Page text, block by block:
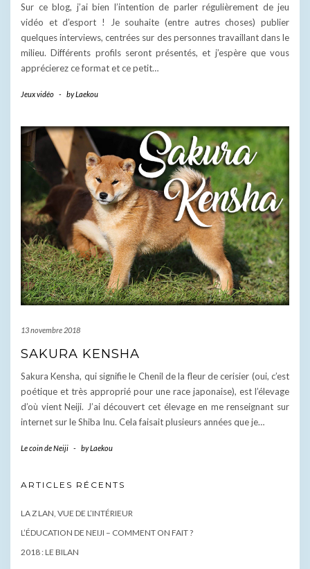
Sur ce blog, j’ai bien l’intention de parler régulièrement de jeu
vidéo et d’esport ! Je souhaite (entre autres choses) publier
quelques interviews, centrées sur des personnes travaillant dans le
milieu. Différents profils seront présentés, et j’espère que vous
apprécierez ce format et ce petit…
Jeux vidéo - byLaekou
13 novembre 2018
SAKURA KENSHA
Sakura Kensha, qui signifie le Chenil de la fleur de cerisier (oui, c’est
poétique et très approprié pour une race japonaise), est l’élevage
d’où vient Neiji. J’ai découvert cet élevage en me renseignant sur
internet sur le Shiba Inu. Cela faisait plusieurs années que je…
Le coin de Neiji - byLaekou
ARTICLES RÉCENTS
LA Z LAN, VUE DE L’INTÉRIEUR
L’ÉDUCATION DE NEIJI – COMMENT ON FAIT ?
2018 : LE BILAN